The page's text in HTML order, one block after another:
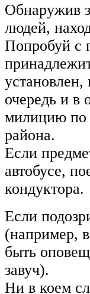
Обнаружив
людей,
Попробуй с
очередь и в
милицию по
района.
Если
автобусе,
кондуктора.
Если
(например,
быть
завуч).
Ни в коем